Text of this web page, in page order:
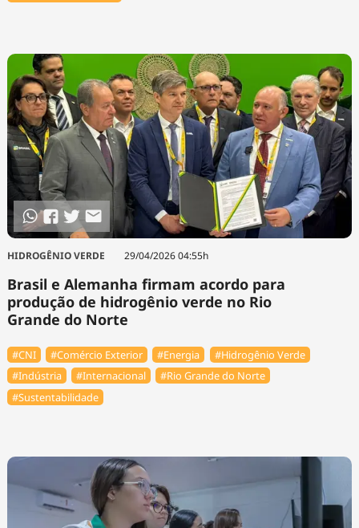
HIDROGÊNIO VERDE 29/04/2026 04:55h
Brasil e Alemanha firmam acordo para
produção de hidrogênio verde no Rio
Grande do Norte
#CNI #Comércio Exterior #Energia
#Hidrogênio Verde
#Indústria
#Internacional
#Rio Grande do Norte
#Sustentabilidade